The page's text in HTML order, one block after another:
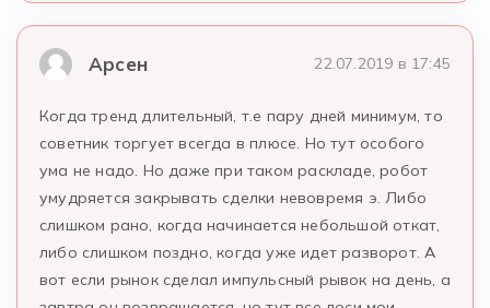
Арсен 22.07.2019 в 17:45
Когда тренд длительный, т.е пару дней минимум, то
советник торгует всегда в плюсе. Но тут особого
ума не надо. Но даже при таком раскладе, робот
умудряется закрывать сделки невовремя э. Либо
слишком рано, когда начинается небольшой откат,
либо слишком поздно, когда уже идет разворот. А
вот если рынок сделал импульсный рывок на день, а